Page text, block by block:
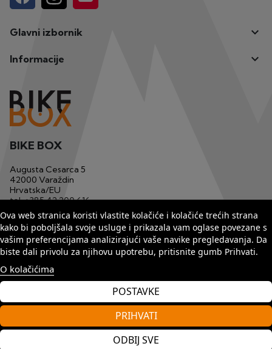
Glavni izbornik 
Informacije 
Ova web stranica koristi vlastite kolačiće i kolačiće trećih strana
kako bi poboljšala svoje usluge i prikazala vam oglase povezane s
vašim preferencijama analizirajući vaše navike pregledavanja. Da
biste dali privolu za njihovu upotrebu, pritisnite gumb Prihvati.
O kolačićima
POSTAVKE
ODBIJ SVE
PRIHVATI
BIKE BOX
Augusta Cesarca 5
42000 Varaždin
Hrvatska/EU
tel.+385 42 200 616
mob. +385 91 1233 629
emailbikebox1@matis.com.hr
Copyright by Matis 2025. Sva prava pridržana.